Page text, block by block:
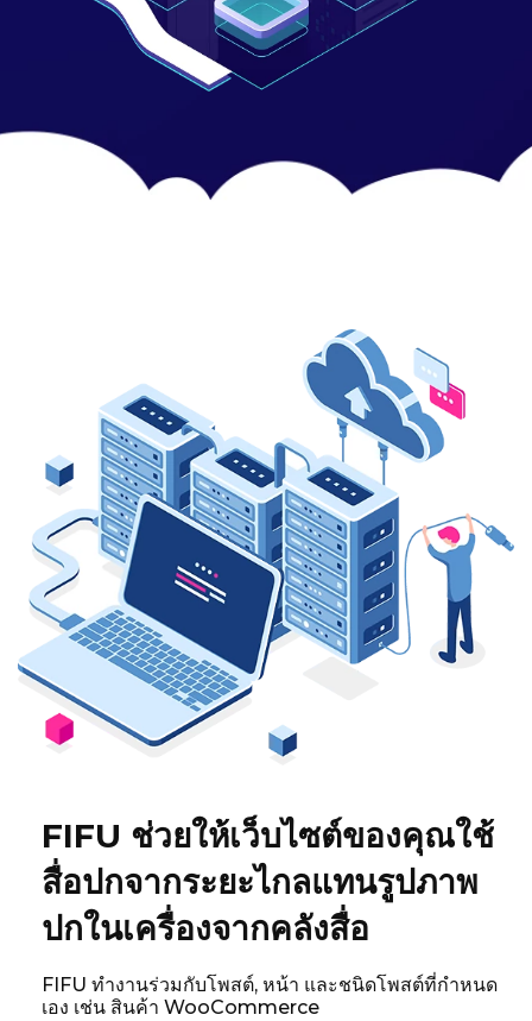
FIFU ช่วยให้เว็บไซต์ของคุณใช้
สื่อปกจากระยะไกลแทนรูปภาพ
ปกในเครื่องจากคลังสื่อ
FIFU ทำงานร่วมกับโพสต์, หน้า และชนิดโพสต์ที่กำหนด
เอง เช่น สินค้า WooCommerce